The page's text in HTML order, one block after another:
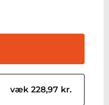
væk 228,97 kr.